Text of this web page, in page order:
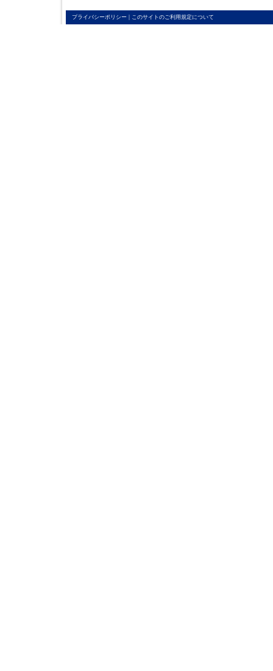
プライバシーポリシー | このサイトのご利用規定について